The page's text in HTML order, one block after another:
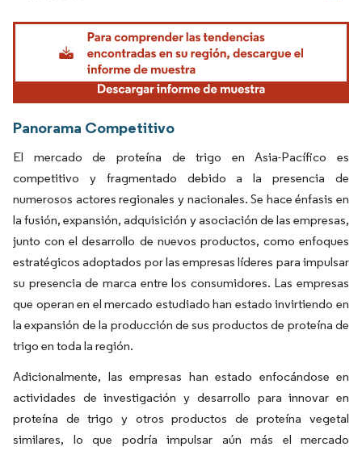
Imagen © Mordor Intelligence. El uso requiere atribución según CC BY 4.0.
Panorama Competitivo
El mercado de proteína de trigo en Asia-Pacífico es
competitivo y fragmentado debido a la presencia de
numerosos actores regionales y nacionales. Se hace énfasis en
la fusión, expansión, adquisición y asociación de las empresas,
junto con el desarrollo de nuevos productos, como enfoques
estratégicos adoptados por las empresas líderes para impulsar
su presencia de marca entre los consumidores. Las empresas
que operan en el mercado estudiado han estado invirtiendo en
la expansión de la producción de sus productos de proteína de
trigo en toda la región.
Adicionalmente, las empresas han estado enfocándose en
actividades de investigación y desarrollo para innovar en
proteína de trigo y otros productos de proteína vegetal
similares, lo que podría impulsar aún más el mercado